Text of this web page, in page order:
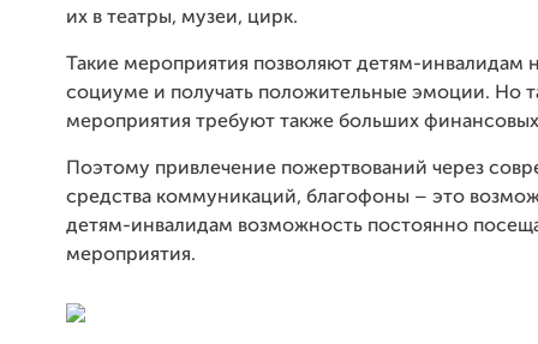
их в театры, музеи, цирк.
Такие мероприятия позволяют детям-инвалидам
социуме и получать положительные эмоции. Но
мероприятия требуют также больших финансовых
Поэтому привлечение пожертвований через
средства коммуникаций, благофоны – это
детям-инвалидам возможность постоянно
мероприятия.